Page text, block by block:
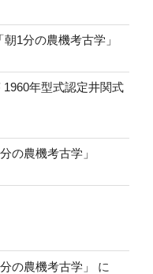
1分の農機考古学」
年型式認定井関式
の農機考古学」
の農機考古学」
に